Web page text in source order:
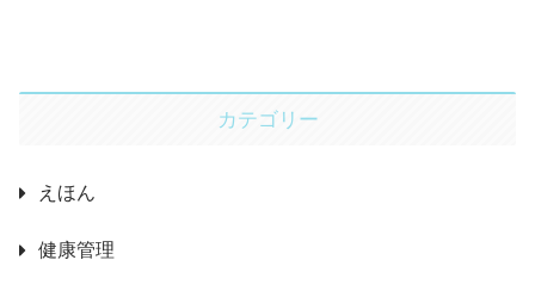
カテゴリー
えほん
健康管理